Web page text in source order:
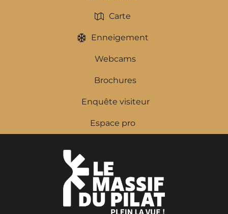
Carte
Enneigement
Webcams
Brochures
Enquête visiteur
Espace pro